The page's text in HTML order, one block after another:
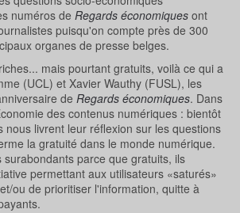
numéros de Regards économiques ont
puisqu'on compte près de 300
organes de presse belges.
mais pourtant gratuits, voilà ce qui a
(UCL) et Xavier Wauthy (FUSL), les
de Regards économiques. Dans
des contenus numériques : bientôt
nous livrent leur réflexion sur les questions
la gratuité dans le monde numérique.
surabondants parce que gratuits, ils
permettant aux utilisateurs «saturés»
ou de prioritiser l'information, quitte à